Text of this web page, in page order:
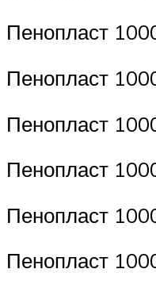
Пенопласт
Пенопласт
Пенопласт
Пенопласт
Пенопласт
Пенопласт